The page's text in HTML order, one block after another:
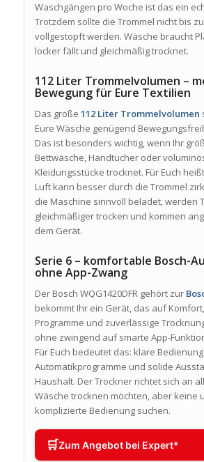
Waschgängen pro Woche ist das ein
Trotzdem sollte die Trommel nicht bis
vollgestopft werden. Wäsche braucht
locker fällt und gleichmäßig trocknet.
112 Liter Trommelvolumen –
Bewegung für Eure Textilien
Das große 112 Liter Trommelvolumen
Eure Wäsche genügend
Das ist besonders wichtig, wenn Ihr
Bettwäsche, Handtücher oder
Kleidungsstücke trocknet. Für Euch
Luft kann besser durch die Trommel
die Maschine sinnvoll beladet, werden
gleichmäßiger trocken und kommen
dem Gerät.
Serie 6 – komfortable Bosch-
ohne App-Zwang
Der Bosch WQG1420DFR gehört zur
bekommt Ihr ein Gerät, das auf
Programme und zuverlässige
ohne zwingend auf smarte App-
Für Euch bedeutet das: klare
Automatikprogramme und solide
Haushalt. Der Trockner richtet sich an
Wäsche trocknen möchten, aber keine
komplizierte Bedienung suchen.
🛒Zum Angebot bei Expert*